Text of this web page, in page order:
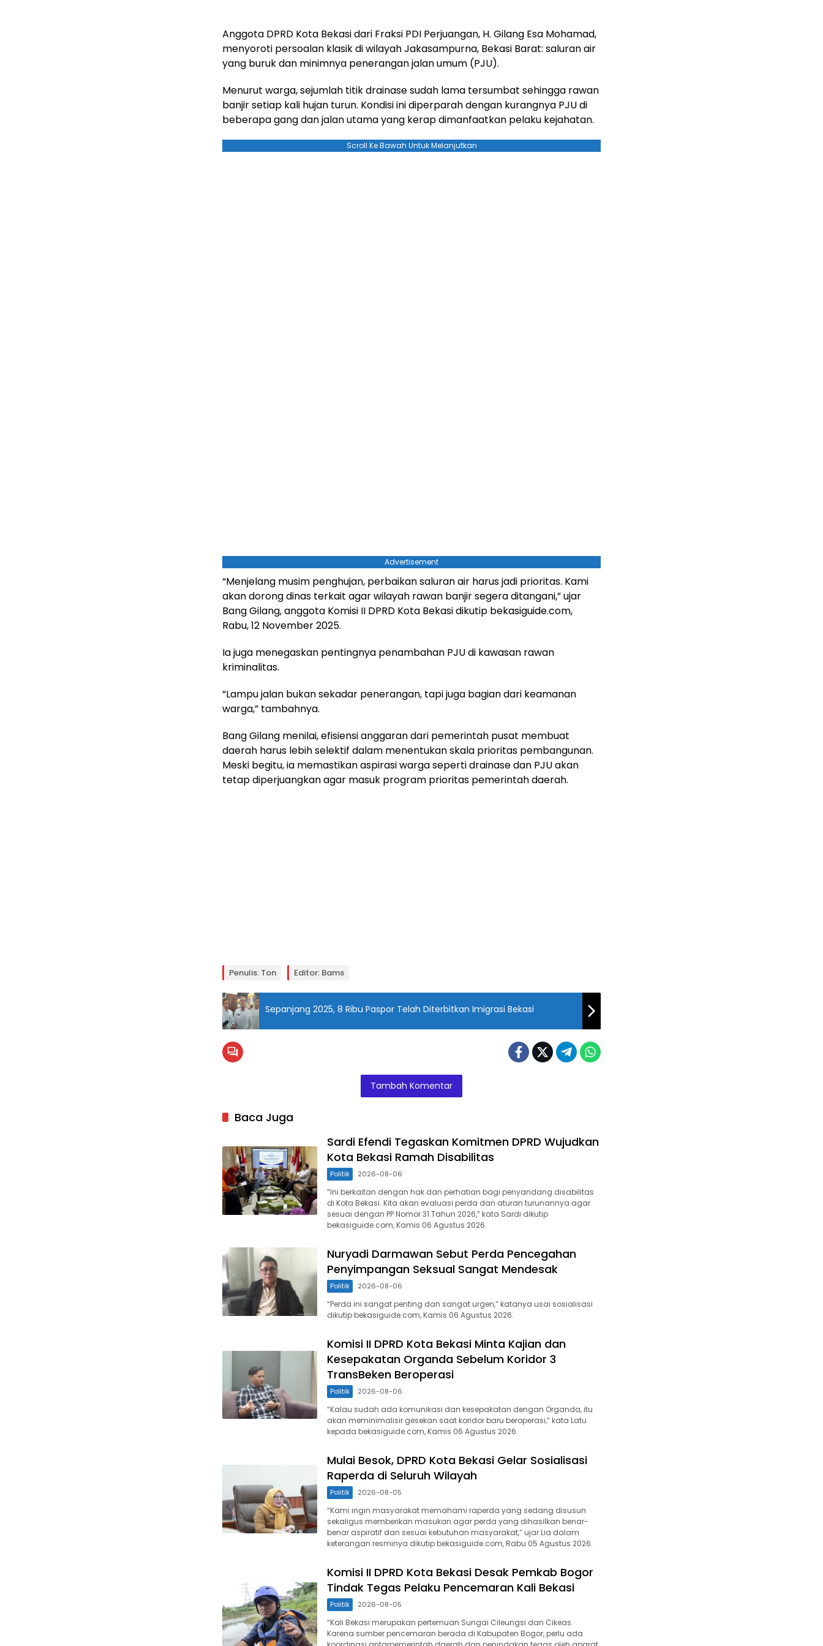
Anggota DPRD Kota Bekasi dari Fraksi PDI Perjuangan, H. Gilang Esa Mohamad,
menyoroti persoalan klasik di wilayah Jakasampurna, Bekasi Barat: saluran air
yang buruk dan minimnya penerangan jalan umum (PJU).
Menurut warga, sejumlah titik drainase sudah lama tersumbat sehingga rawan
banjir setiap kali hujan turun. Kondisi ini diperparah dengan kurangnya PJU di
beberapa gang dan jalan utama yang kerap dimanfaatkan pelaku kejahatan.
Scroll Ke Bawah Untuk Melanjutkan
Advertisement
“Menjelang musim penghujan, perbaikan saluran air harus jadi prioritas. Kami
akan dorong dinas terkait agar wilayah rawan banjir segera ditangani,” ujar
Bang Gilang, anggota Komisi II DPRD Kota Bekasi dikutip bekasiguide.com,
Rabu, 12 November 2025.
Ia juga menegaskan pentingnya penambahan PJU di kawasan rawan
kriminalitas.
“Lampu jalan bukan sekadar penerangan, tapi juga bagian dari keamanan
warga,” tambahnya.
Bang Gilang menilai, efisiensi anggaran dari pemerintah pusat membuat
daerah harus lebih selektif dalam menentukan skala prioritas pembangunan.
Meski begitu, ia memastikan aspirasi warga seperti drainase dan PJU akan
tetap diperjuangkan agar masuk program prioritas pemerintah daerah.
Penulis: Ton Editor: Bams
Sepanjang 2025, 8 Ribu Paspor Telah Diterbitkan Imigrasi Bekasi
Tambah Komentar
Baca Juga
Sardi Efendi Tegaskan Komitmen DPRD Wujudkan
Kota Bekasi Ramah Disabilitas
Politik 2026-08-06
“Ini berkaitan dengan hak dan perhatian bagi penyandang disabilitas
di Kota Bekasi. Kita akan evaluasi perda dan aturan turunannya agar
sesuai dengan PP Nomor 31 Tahun 2026,” kata Sardi dikutip
bekasiguide.com, Kamis 06 Agustus 2026.
Nuryadi Darmawan Sebut Perda Pencegahan
Penyimpangan Seksual Sangat Mendesak
Politik 2026-08-06
“Perda ini sangat penting dan sangat urgen,” katanya usai sosialisasi
dikutip bekasiguide.com, Kamis 06 Agustus 2026.
Komisi II DPRD Kota Bekasi Minta Kajian dan
Kesepakatan Organda Sebelum Koridor 3
TransBeken Beroperasi
Politik 2026-08-06
“Kalau sudah ada komunikasi dan kesepakatan dengan Organda, itu
akan meminimalisir gesekan saat koridor baru beroperasi,” kata Latu
kepada bekasiguide.com, Kamis 06 Agustus 2026.
Mulai Besok, DPRD Kota Bekasi Gelar Sosialisasi
Raperda di Seluruh Wilayah
Politik 2026-08-05
“Kami ingin masyarakat memahami raperda yang sedang disusun
sekaligus memberikan masukan agar perda yang dihasilkan benar-
benar aspiratif dan sesuai kebutuhan masyarakat,” ujar Lia dalam
keterangan resminya dikutip bekasiguide.com, Rabu 05 Agustus 2026.
Komisi II DPRD Kota Bekasi Desak Pemkab Bogor
Tindak Tegas Pelaku Pencemaran Kali Bekasi
Politik 2026-08-05
“Kali Bekasi merupakan pertemuan Sungai Cileungsi dan Cikeas.
Karena sumber pencemaran berada di Kabupaten Bogor, perlu ada